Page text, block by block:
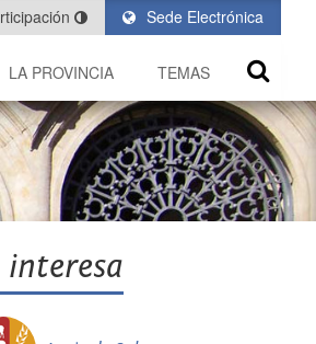
Sede Electrónica
LA PROVINCIA TEMAS
interesa